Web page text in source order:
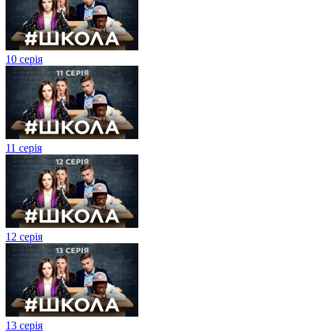
10 серія
11 серія
12 серія
13 серія